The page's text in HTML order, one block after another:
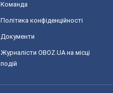
Команда
Політика конфіденційності
Документи
Журналісти OBOZ.UA на місці
подій